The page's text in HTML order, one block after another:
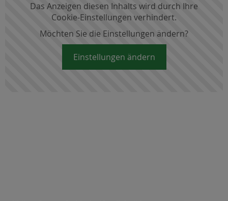
Das Anzeigen diesen Inhalts wird durch Ihre
Cookie-Einstellungen verhindert.
Möchten Sie die Einstellungen ändern?
Einstellungen ändern